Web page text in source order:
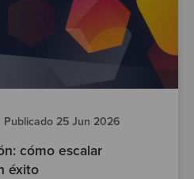
Publicado 25 Jun 2026
cómo escalar
éxito